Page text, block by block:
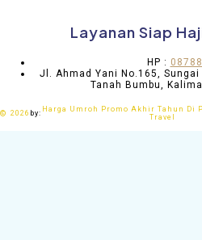
Layanan Siap
HP :
Jl. Ahmad Yani No.165,
Tanah Bumbu,
© 2026 by: Harga Umroh Promo Akhir Tahun Di
Travel